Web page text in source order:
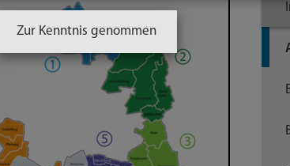
Zur Kenntnis genommen